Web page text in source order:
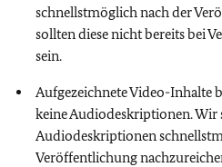
schnellstmöglich nach der
sollten diese nicht bereits bei
sein.
Aufgezeichnete Video-Inhalte
keine Audiodeskriptionen. Wir
Audiodeskriptionen
Veröffentlichung